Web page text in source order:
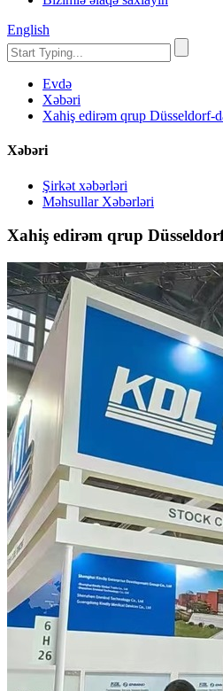
English
Evdə
Xəbəri
Xahiş edirəm qrup Düsseldorf-
Xəbəri
Şirkət xəbərləri
Məhsullar Xəbərləri
Xahiş edirəm qrup